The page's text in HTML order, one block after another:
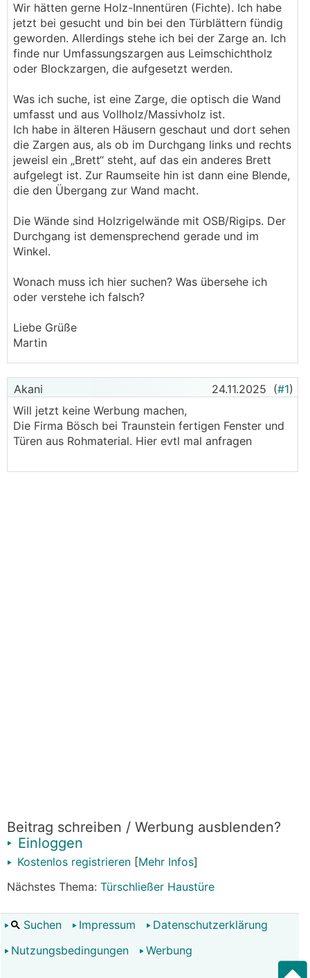
Wir hätten gerne Holz-Innentüren (Fichte). Ich habe
jetzt bei gesucht und bin bei den Türblättern fündig
geworden. Allerdings stehe ich bei der Zarge an. Ich
finde nur Umfassungszargen aus Leimschichtholz
oder Blockzargen, die aufgesetzt werden.
Was ich suche, ist eine Zarge, die optisch die Wand
umfasst und aus Vollholz/Massivholz ist.
Ich habe in älteren Häusern geschaut und dort sehen
die Zargen aus, als ob im Durchgang links und rechts
jeweisl ein „Brett“ steht, auf das ein anderes Brett
aufgelegt ist. Zur Raumseite hin ist dann eine Blende,
die den Übergang zur Wand macht.
Die Wände sind Holzrigelwände mit OSB/Rigips. Der
Durchgang ist demensprechend gerade und im
Winkel.
Wonach muss ich hier suchen? Was übersehe ich
oder verstehe ich falsch?
Liebe Grüße
Martin
Akani 24.11.2025 (#1)
Will jetzt keine Werbung machen,
Die Firma Bösch bei Traunstein fertigen Fenster und
Türen aus Rohmaterial. Hier evtl mal anfragen
Beitrag schreiben / Werbung ausblenden?
Einloggen
Kostenlos registrieren [Mehr Infos]
Nächstes Thema: Türschließer Haustüre
Suchen Impressum
Datenschutzerklärung
Nutzungsbedingungen
Werbung